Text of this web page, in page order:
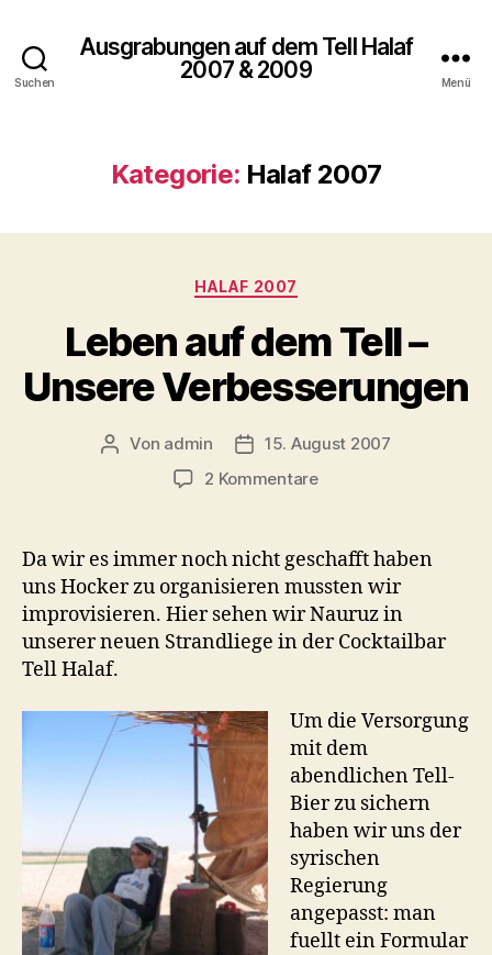
Suchen
Ausgrabungen auf dem Tell Halaf
2007 & 2009
Menü
Kategorie: Halaf 2007
Kategorien
HALAF 2007
Leben auf dem Tell –
Unsere Verbesserungen
Beitragsautor
Von admin Veröffentlichungsdatum
15. August 2007
2 Kommentarezu
dem
–
Unsere
Verbesserungen
Da wir es immer noch nicht geschafft haben
uns Hocker zu organisieren mussten wir
improvisieren. Hier sehen wir Nauruz in
unserer neuen Strandliege in der Cocktailbar
Tell Halaf.
Um die Versorgung
mit dem
abendlichen Tell-
Bier zu sichern
haben wir uns der
syrischen
Regierung
angepasst: man
fuellt ein Formular